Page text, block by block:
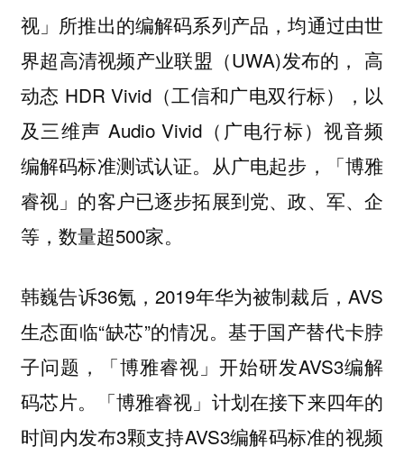
视」所推出的编解码系列产品，均通过由世
界超高清视频产业联盟（UWA)发布的， 高
动态 HDR Vivid（工信和广电双行标），以
及三维声 Audio Vivid（广电行标）视音频
编解码标准测试认证。从广电起步，「博雅
睿视」的客户已逐步拓展到党、政、军、企
等，数量超500家。
韩巍告诉36氪，2019年华为被制裁后，AVS
生态面临“缺芯”的情况。基于国产替代卡脖
子问题，「博雅睿视」开始研发AVS3编解
码芯片。「博雅睿视」计划在接下来四年的
时间内发布3颗支持AVS3编解码标准的视频